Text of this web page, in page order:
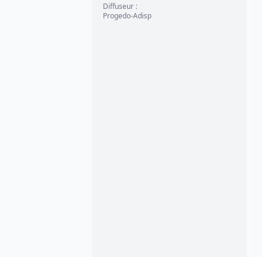
Diffuseur :
Progedo-Adisp